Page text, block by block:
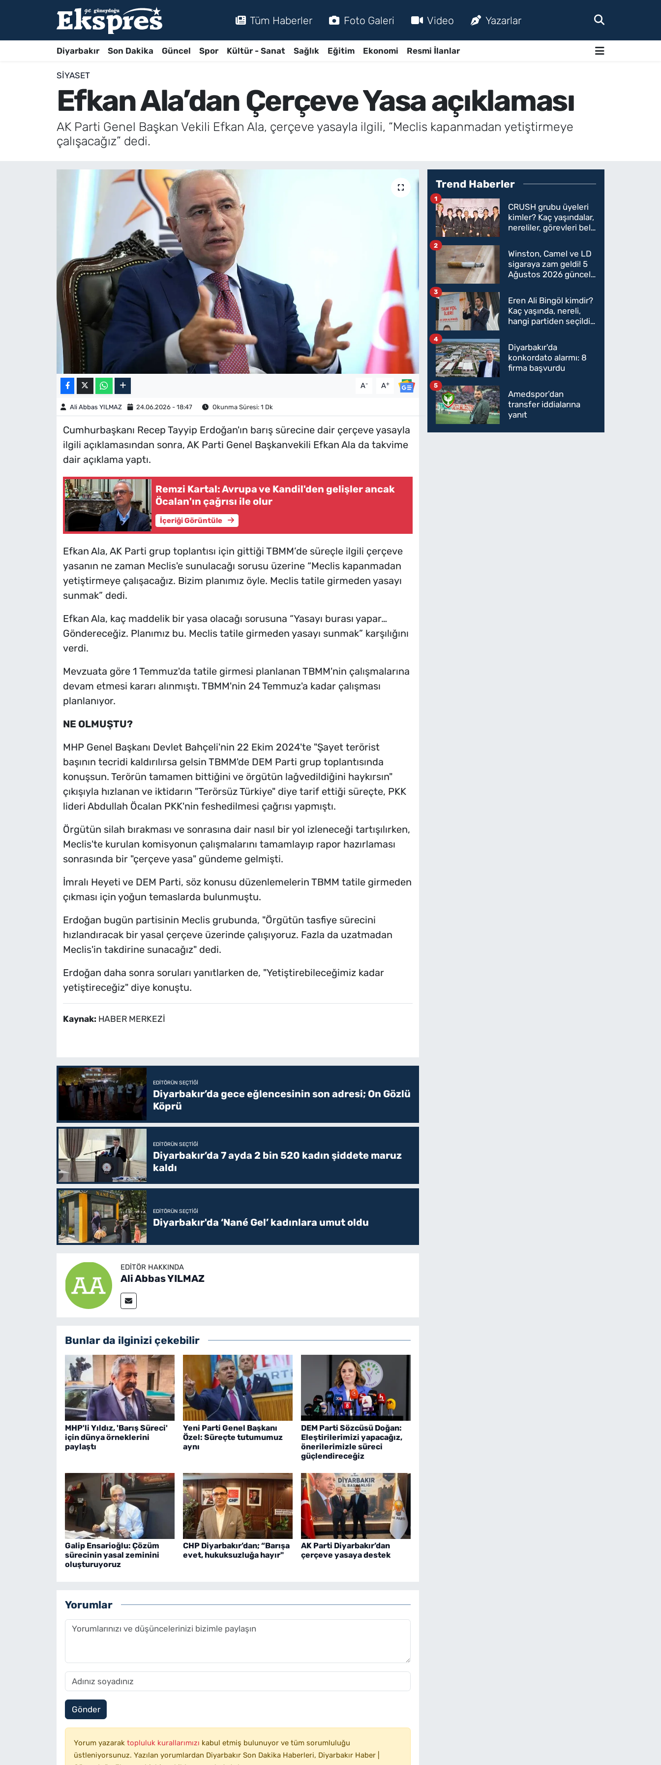
Tüm Haberler Foto Galeri Video Yazarlar
Diyarbakır Son Dakika Güncel Spor Kültür - Sanat Sağlık Eğitim Ekonomi Resmi İlanlar
SIYASET
Efkan Ala’dan Çerçeve Yasa açıklaması
AK Parti Genel Başkan Vekili Efkan Ala, çerçeve yasayla ilgili, “Meclis kapanmadan yetiştirmeye
çalışacağız” dedi.
A- A+
Ali Abbas YILMAZ 24.06.2026 - 18:47 Okunma Süresi: 1 Dk
Cumhurbaşkanı Recep Tayyip Erdoğan'ın barış sürecine dair çerçeve yasayla
ilgili açıklamasından sonra, AK Parti Genel Başkanvekili Efkan Ala da takvime
dair açıklama yaptı.
Remzi Kartal: Avrupa ve Kandil'den gelişler ancak
Öcalan'ın çağrısı ile olur
İçeriği Görüntüle
Efkan Ala, AK Parti grup toplantısı için gittiği TBMM’de süreçle ilgili çerçeve
yasanın ne zaman Meclis'e sunulacağı sorusu üzerine “Meclis kapanmadan
yetiştirmeye çalışacağız. Bizim planımız öyle. Meclis tatile girmeden yasayı
sunmak” dedi.
Efkan Ala, kaç maddelik bir yasa olacağı sorusuna “Yasayı burası yapar…
Göndereceğiz. Planımız bu. Meclis tatile girmeden yasayı sunmak” karşılığını
verdi.
Mevzuata göre 1 Temmuz'da tatile girmesi planlanan TBMM'nin çalışmalarına
devam etmesi kararı alınmıştı. TBMM'nin 24 Temmuz'a kadar çalışması
planlanıyor.
NE OLMUŞTU?
MHP Genel Başkanı Devlet Bahçeli'nin 22 Ekim 2024'te "Şayet terörist
başının tecridi kaldırılırsa gelsin TBMM'de DEM Parti grup toplantısında
konuşsun. Terörün tamamen bittiğini ve örgütün lağvedildiğini haykırsın"
çıkışıyla hızlanan ve iktidarın "Terörsüz Türkiye" diye tarif ettiği süreçte, PKK
lideri Abdullah Öcalan PKK'nin feshedilmesi çağrısı yapmıştı.
Örgütün silah bırakması ve sonrasına dair nasıl bir yol izleneceği tartışılırken,
Meclis'te kurulan komisyonun çalışmalarını tamamlayıp rapor hazırlaması
sonrasında bir "çerçeve yasa" gündeme gelmişti.
İmralı Heyeti ve DEM Parti, söz konusu düzenlemelerin TBMM tatile girmeden
çıkması için yoğun temaslarda bulunmuştu.
Erdoğan bugün partisinin Meclis grubunda, "Örgütün tasfiye sürecini
hızlandıracak bir yasal çerçeve üzerinde çalışıyoruz. Fazla da uzatmadan
Meclis'in takdirine sunacağız" dedi.
Erdoğan daha sonra soruları yanıtlarken de, "Yetiştirebileceğimiz kadar
yetiştireceğiz" diye konuştu.
Kaynak: HABER MERKEZİ
EDITÖRÜN SEÇTIĞI
Diyarbakır’da gece eğlencesinin son adresi; On Gözlü
Köprü
EDITÖRÜN SEÇTIĞI
Diyarbakır’da 7 ayda 2 bin 520 kadın şiddete maruz
kaldı
EDITÖRÜN SEÇTIĞI
Diyarbakır'da ‘Nané Gel’ kadınlara umut oldu
EDITÖR HAKKINDA
Ali Abbas YILMAZ
Bunlar da ilginizi çekebilir
MHP'li Yıldız, 'Barış Süreci'
için dünya örneklerini
paylaştı
Yeni Parti Genel Başkanı
Özel: Süreçte tutumumuz
aynı
DEM Parti Sözcüsü Doğan:
Eleştirilerimizi yapacağız,
önerilerimizle süreci
güçlendireceğiz
Galip Ensarioğlu: Çözüm
sürecinin yasal zeminini
oluşturuyoruz
CHP Diyarbakır’dan; “Barışa
evet, hukuksuzluğa hayır"
AK Parti Diyarbakır’dan
çerçeve yasaya destek
Yorumlar
Gönder
Yorum yazarak topluluk kurallarımızı kabul etmiş bulunuyor ve tüm sorumluluğu
üstleniyorsunuz. Yazılan yorumlardan Diyarbakır Son Dakika Haberleri, Diyarbakır Haber |
Trend Haberler
CRUSH grubu üyeleri
kimler? Kaç yaşındalar,
nereliler, görevleri belli
1
Winston, Camel ve LD
sigaraya zam geldi! 5
Ağustos 2026 güncel
oldu
2
Eren Ali Bingöl kimdir?
Kaç yaşında, nereli,
hangi partiden seçildi?
Parti'ye mi geçecek?
3
Diyarbakır'da
konkordato alarmı: 8
firma başvurdu
4
Amedspor’dan
transfer iddialarına
yanıt
5